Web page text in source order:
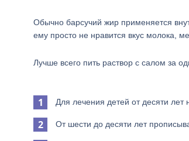
Обычно барсучий жир применяется
ему просто не нравится вкус молока,
Лучше всего пить раствор с салом за
Для лечения детей от десяти лет
От шести до десяти лет